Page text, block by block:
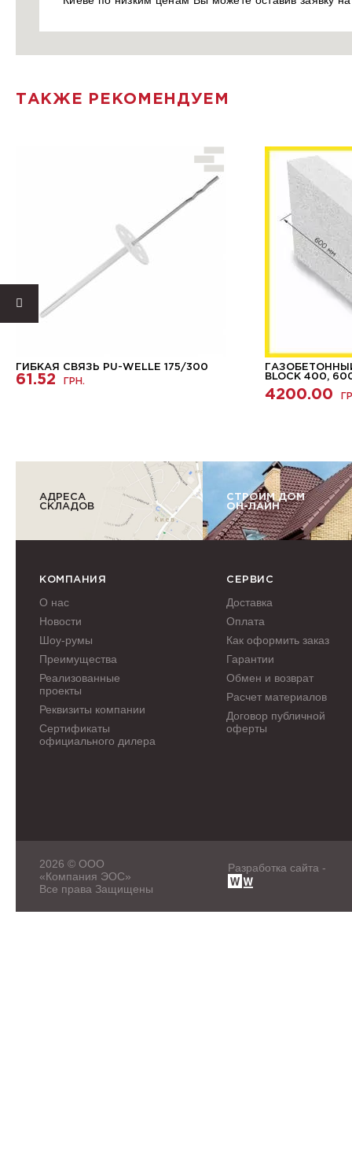
ТАКЖЕ РЕКОМЕНДУЕМ
ГИБКАЯ СВЯЗЬ PU-WELLE 175/300
61.52 ГРН.
BLOCK 400,
4200.00
АДРЕСА
СКЛАДОВ
СТРОИМ ДОМ
ОН-ЛАЙН
КОМПАНИЯ
О нас
Новости
Шоу-румы
Преимущества
Реализованные
проекты
Реквизиты компании
Сертификаты
официального дилера
СЕРВИС
Доставка
Оплата
Как оформить заказ
Гарантии
Обмен и возврат
Расчет материалов
Договор публичной
оферты
2026 © ООО
«Компания ЭОС»
Все права Защищены
Разработка сайта -